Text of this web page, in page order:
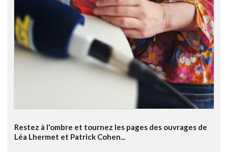
Restez à l'ombre et tournez les pages des ouvrages de
Léa Lhermet et Patrick Cohen...